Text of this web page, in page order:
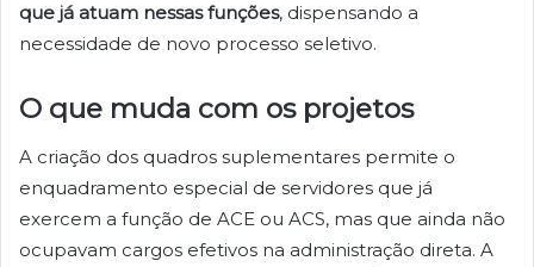
que já atuam nessas funções, dispensando a
necessidade de novo processo seletivo.
O que muda com os projetos
A criação dos quadros suplementares permite o
enquadramento especial de servidores que já
exercem a função de ACE ou ACS, mas que ainda não
ocupavam cargos efetivos na administração direta. A